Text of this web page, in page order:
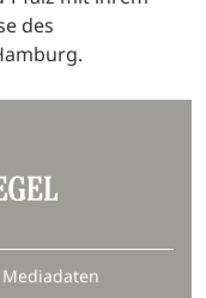
des
Mediadaten